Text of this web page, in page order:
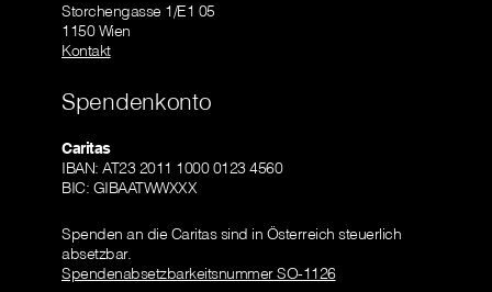
Storchengasse 1/E1 05
1150 Wien
Kontakt
Spendenkonto
Caritas
IBAN: AT23 2011 1000 0123 4560
BIC: GIBAATWWXXX
Spenden an die Caritas sind in Österreich steuerlich
absetzbar.
Spendenabsetzbarkeitsnummer SO-1126